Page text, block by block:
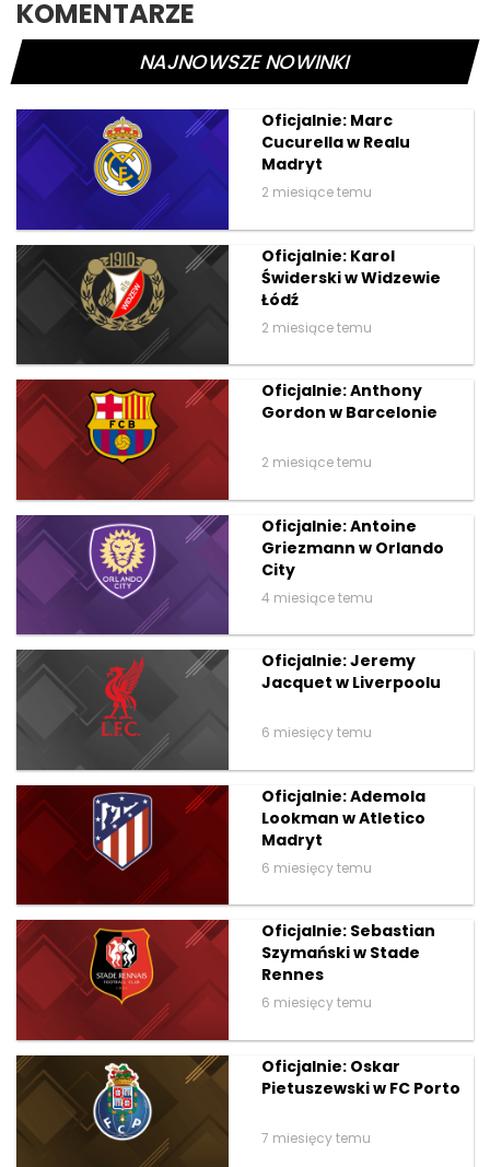
KOMENTARZE
NAJNOWSZE NOWINKI
Oficjalnie: Marc
Cucurella w Realu
Madryt
2 miesiące temu
Oficjalnie: Karol
Świderski w Widzewie
Łódź
2 miesiące temu
Oficjalnie: Anthony
Gordon w Barcelonie
2 miesiące temu
Oficjalnie: Antoine
Griezmann w Orlando
City
4 miesiące temu
Oficjalnie: Jeremy
Jacquet w Liverpoolu
6 miesięcy temu
Oficjalnie: Ademola
Lookman w Atletico
Madryt
6 miesięcy temu
Oficjalnie: Sebastian
Szymański w Stade
Rennes
6 miesięcy temu
Oficjalnie: Oskar
Pietuszewski w FC Porto
7 miesięcy temu